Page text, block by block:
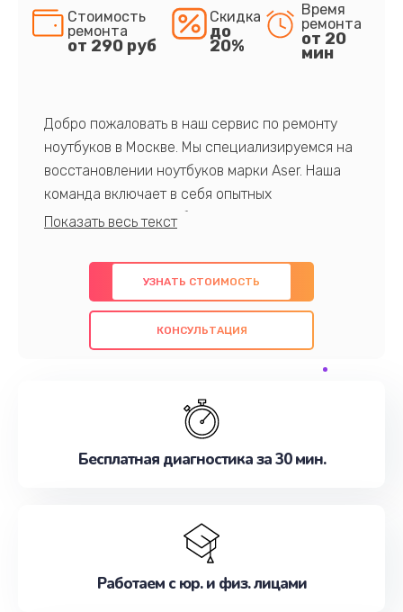
Стоимость
ремонта
от 290 руб
Скидка
до
20%
Время
ремонта
от 20
мин
Добро пожаловать в наш сервис по ремонту
ноутбуков в Москве. Мы специализируемся на
восстановлении ноутбуков марки Aser. Наша
команда включает в себя опытных
профессионалов с обширными знаниями и
предлагаем быстрый и качественный ремонт с
использованием оригинальных компонентов, а
также гарантируем качество всех
проведенных работ. Наша цель - предоставить
наилучшим образом. Не медлите записаться на
УЗНАТЬ СТОИМОСТЬ
КОНСУЛЬТАЦИЯ
Бесплатная диагностика за 30 мин.
Работаем с юр. и физ. лицами